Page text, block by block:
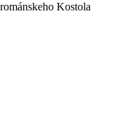
Kostola